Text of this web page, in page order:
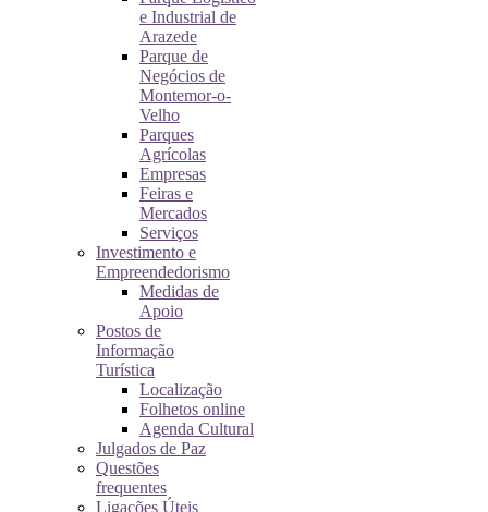
e Industrial de
Arazede
Parque de
Negócios de
Montemor-o-
Velho
Parques
Agrícolas
Empresas
Feiras e
Mercados
Serviços
Investimento e
Empreendedorismo
Medidas de
Apoio
Postos de
Informação
Turística
Localização
Folhetos online
Agenda Cultural
Julgados de Paz
Questões
frequentes
Ligações Úteis